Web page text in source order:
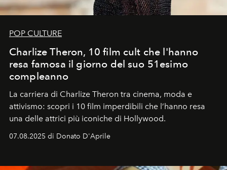
POP CULTURE
Charlize Theron, 10 film cult che l'hanno
resa famosa il giorno del suo 51esimo
compleanno
La carriera di Charlize Theron tra cinema, moda e
attivismo: scopri i 10 film imperdibili che l’hanno resa
una delle attrici più iconiche di Hollywood.
07.08.2025 di Donato D'Aprile